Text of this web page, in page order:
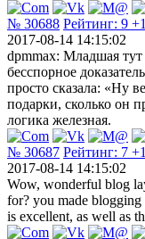
№ 30688 Рейтинг: 9 +1
2017-08-14 14:15:02
dpmmax: Младшая тут
бесспорное
просто сказала: «Ну
подарки, сколько он
логика железная.
№ 30687 Рейтинг: 7 +1
2017-08-14 14:15:02
Wow, wonderful blog
for? you made
is excellent, as well as